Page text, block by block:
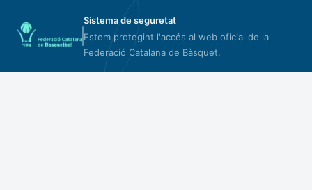
Sistema de seguretat
Estem protegint l'accés al web oficial de la
Federació Catalana de Bàsquet.